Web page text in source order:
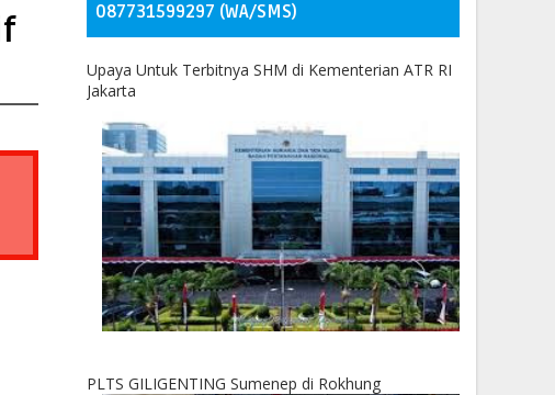
087731599297 (WA/SMS)
Upaya Untuk Terbitnya SHM di Kementerian ATR RI
Jakarta
PLTS GILIGENTING Sumenep di Rokhung